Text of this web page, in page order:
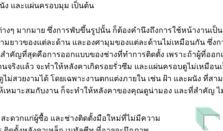
ง และแผ่นครอบมุม เป็นต้น
ดวกแก่ผู้ซื้อ และช่างติดตั้งมือใหม่ที่ไม่มีความ
มากมาย ซึ่งการพับขึ้นรูปนั้น ก็ต้องคำนึงถึงการใช้หน้างานเป็น
มยาวของแต่ละด้าน และองศามุมของแต่ละด้านไม่เหมือนกัน ซึ่ง
ำคัญที่สุดคือการออกแบบของช่างที่ทำการติดตั้ง เพราะถ้าผู้ที่ออ
จริงแล้ว จะทำให้หลังคาเกิดรอยรั่วซึม และแผ่นครอบดูไม่เหมือน
ม่สวยงามได้ โดยเฉพาะงานตกแต่งภายใน เช่น ฝ้า และผนัง ที่สา
เหมาะสมกับงาน ก็จะทำให้หลังคาของคุณดูน่ามอง และที่สำคัญ